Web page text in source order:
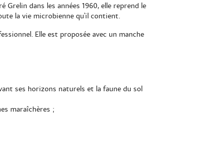
dans les années 1960, elle reprend le
la vie microbienne qu'il contient.
Elle est proposée avec un manche
ses horizons naturels et la faune du sol
maraîchères ;